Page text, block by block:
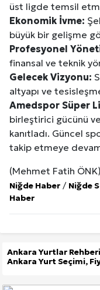
üst ligde temsil
Ekonomik İvme:
büyük bir gelişme
Profesyonel
finansal ve teknik
Gelecek Vizyonu:
altyapı ve
Amedspor Süper
birleştirici gücünü
kanıtladı. Güncel
takip etmeye
(Mehmet Fatih ÖNK)
Niğde Haber / Niğde
Haber
Ankara Yurtlar
Ankara Yurt Seçimi,